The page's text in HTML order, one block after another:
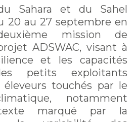
Sahara et du Sahel
20 au 27 septembre en
mission de
ADSWAC, visant à
et les capacités
petits exploitants
touchés par le
notamment
marqué par la